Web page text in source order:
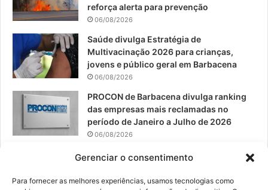
Gerenciar o consentimento
Para fornecer as melhores experiências, usamos tecnologias como
reforça alerta para prevenção
06/08/2026
Saúde divulga Estratégia de
Multivacinação 2026 para crianças,
jovens e público geral em Barbacena
06/08/2026
PROCON de Barbacena divulga ranking
das empresas mais reclamadas no
período de Janeiro a Julho de 2026
06/08/2026
Prefeitura convoca organizações de
Resíduos Sólidos